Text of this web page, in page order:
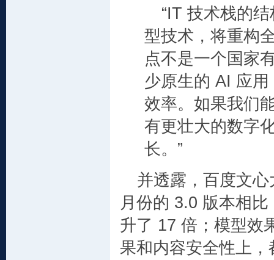
“IT 技术栈的
型技术，将重构
点不是一个国家
少原生的 AI 应
效率。如果我们
有更壮大的数字
长。”
并透露，百度文
月份的 3.0 版本相
升了 17 倍；模型效
果和内容安全性上